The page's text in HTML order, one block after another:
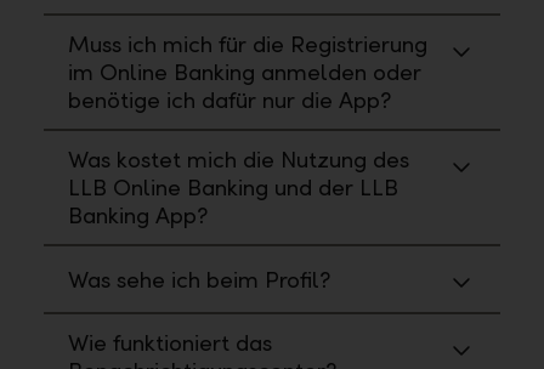
Muss ich mich für die Registrierung
im Online Banking anmelden oder
benötige ich dafür nur die App?
Was kostet mich die Nutzung des
LLB Online Banking und der LLB
Banking App?
Was sehe ich beim Profil?
Wie funktioniert das